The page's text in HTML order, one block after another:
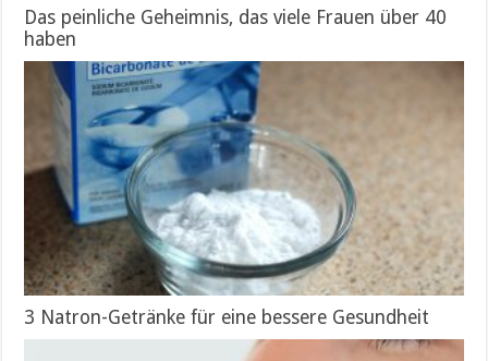
Das peinliche Geheimnis, das viele Frauen über 40
haben
3 Natron-Getränke für eine bessere Gesundheit